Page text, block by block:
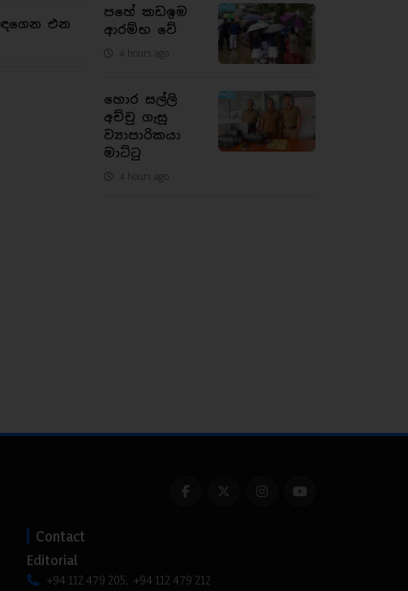
එන
පහේ කඩඉම
ආරම්භ වේ
4 hours ago
හොර සල්ලි
අච්චු ගැසූ
ව්‍යාපාරිකයා
මාට්ටු
4 hours ago
Contact
Editorial
+94 112 479 205, +94 112 479 212